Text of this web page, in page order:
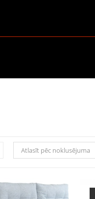
Atlasīt pēc noklusējuma